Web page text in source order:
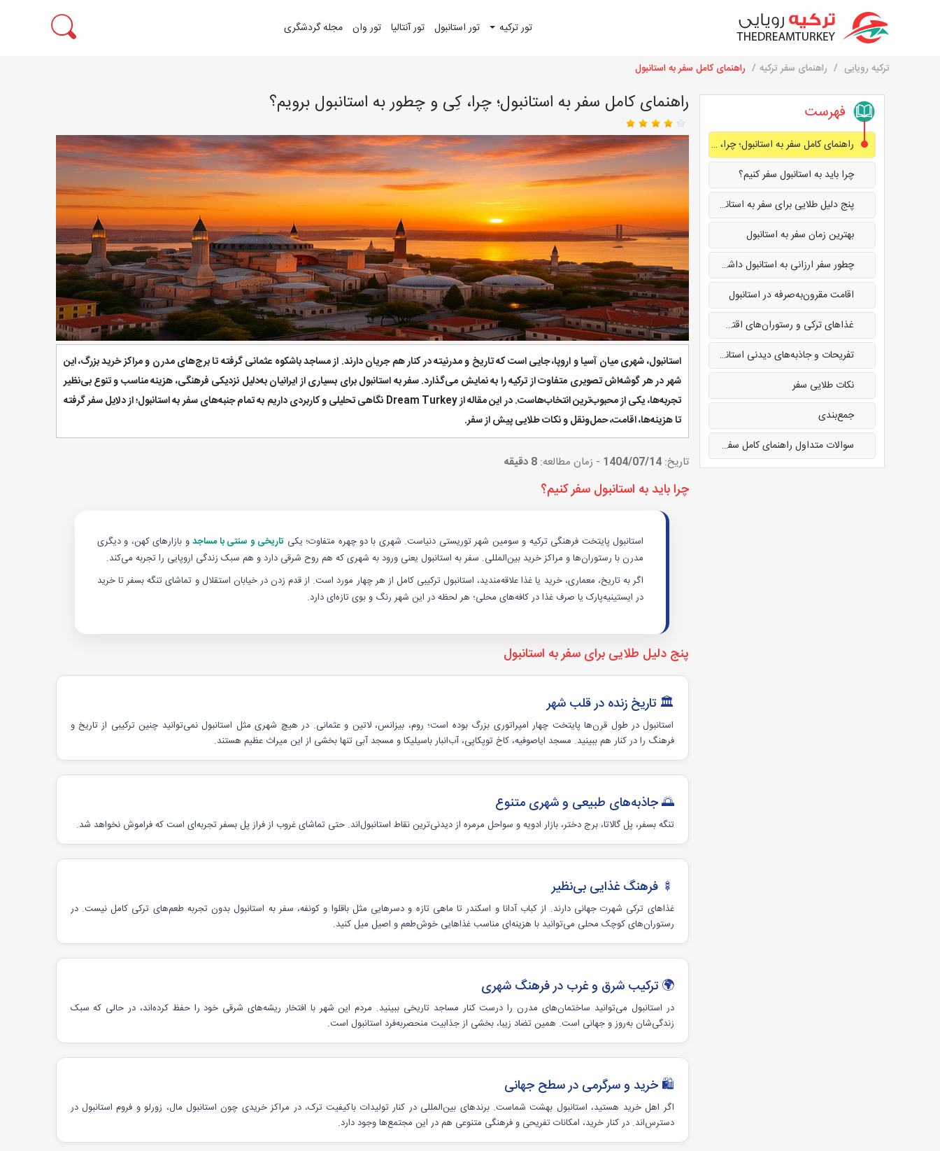
تور ترکیه تور استانبول تور آنتالیا تور وان مجله گردشگری
ترکیه رویایی راهنمای سفر ترکیه راهنمای کامل سفر به استانبول
فهرست
راهنمای کامل سفر به استانبول؛ چرا، کِی و چطور به استانبول برویم؟
چرا باید به استانبول سفر کنیم؟
پنج دلیل طلایی برای سفر به استانبول
بهترین زمان سفر به استانبول
چطور سفر ارزانی به استانبول داشته باشیم؟
اقامت مقرون‌به‌صرفه در استانبول
غذاهای ترکی و رستوران‌های اقتصادی استانبول
تفریحات و جاذبه‌های دیدنی استانبول
نکات طلایی سفر
جمع‌بندی
سوالات متداول راهنمای کامل سفر به استانبول
راهنمای کامل سفر به استانبول؛ چرا، کِی و چطور به استانبول برویم؟
استانبول، شهری میان آسیا و اروپا، جایی است که تاریخ و مدرنیته در کنار هم جریان دارند. از مساجد باشکوه عثمانی گرفته تا برج‌های مدرن و مراکز خرید بزرگ، این
شهر در هر گوشه‌اش تصویری متفاوت از ترکیه را به نمایش می‌گذارد. سفر به استانبول برای بسیاری از ایرانیان به‌دلیل نزدیکی فرهنگی، هزینه مناسب و تنوع بی‌نظیر
تجربه‌ها، یکی از محبوب‌ترین انتخاب‌هاست. در این مقاله از Dream Turkey نگاهی تحلیلی و کاربردی داریم به تمام جنبه‌های سفر به استانبول؛ از دلایل سفر گرفته
تا هزینه‌ها، اقامت، حمل‌ونقل و نکات طلایی پیش از سفر.
تاریخ:1404/07/14 - زمان مطالعه:8 دقیقه
چرا باید به استانبول سفر کنیم؟
استانبول پایتخت فرهنگی ترکیه و سومین شهر توریستی دنیاست. شهری با دو چهره متفاوت؛ یکی تاریخی و سنتی با مساجدو بازارهای کهن، و دیگری
مدرن با رستوران‌ها و مراکز خرید بین‌المللی. سفر به استانبول یعنی ورود به شهری که هم روح شرقی دارد و هم سبک زندگی اروپایی را تجربه می‌کند.
اگر به تاریخ، معماری، خرید یا غذا علاقه‌مندید، استانبول ترکیبی کامل از هر چهار مورد است. از قدم زدن در خیابان استقلال و تماشای تنگه بسفر تا خرید
در ایستینیه‌پارک یا صرف غذا در کافه‌های محلی؛ هر لحظه در این شهر رنگ و بوی تازه‌ای دارد.
پنج دلیل طلایی برای سفر به استانبول
🏛 تاریخ زنده در قلب شهر
استانبول در طول قرن‌ها پایتخت چهار امپراتوری بزرگ بوده است؛ روم، بیزانس، لاتین و عثمانی. در هیچ شهری مثل استانبول نمی‌توانید چنین ترکیبی از تاریخ و
فرهنگ را در کنار هم ببینید. مسجد ایاصوفیه، کاخ توپکاپی، آب‌انبار باسیلیکا و مسجد آبی تنها بخشی از این میراث عظیم هستند.
🌅 جاذبه‌های طبیعی و شهری متنوع
تنگه بسفر، پل گالاتا، برج دختر، بازار ادویه و سواحل مرمره از دیدنی‌ترین نقاط استانبول‌اند. حتی تماشای غروب از فراز پل بسفر تجربه‌ای است که فراموش نخواهد شد.
🍢 فرهنگ غذایی بی‌نظیر
غذاهای ترکی شهرت جهانی دارند. از کباب آدانا و اسکندر تا ماهی تازه و دسرهایی مثل باقلوا و کونفه، سفر به استانبول بدون تجربه طعم‌های ترکی کامل نیست. در
رستوران‌های کوچک محلی می‌توانید با هزینه‌ای مناسب غذاهایی خوش‌طعم و اصیل میل کنید.
🌍 ترکیب شرق و غرب در فرهنگ شهری
در استانبول می‌توانید ساختمان‌های مدرن را درست کنار مساجد تاریخی ببینید. مردم این شهر با افتخار ریشه‌های شرقی خود را حفظ کرده‌اند، در حالی که سبک
زندگی‌شان به‌روز و جهانی است. همین تضاد زیبا، بخشی از جذابیت منحصربه‌فرد استانبول است.
🛍 خرید و سرگرمی در سطح جهانی
اگر اهل خرید هستید، استانبول بهشت شماست. برندهای بین‌المللی در کنار تولیدات باکیفیت ترک، در مراکز خریدی چون استانبول مال، زورلو و فروم استانبول در
دسترس‌اند. در کنار خرید، امکانات تفریحی و فرهنگی متنوعی هم در این مجتمع‌ها وجود دارد.